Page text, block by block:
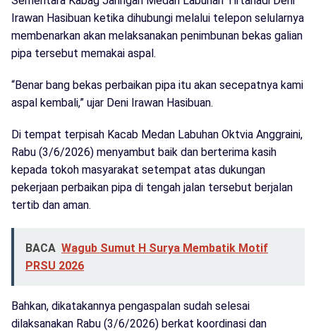
Irawan Hasibuan ketika dihubungi melalui telepon selularnya
membenarkan akan melaksanakan penimbunan bekas galian
pipa tersebut memakai aspal.
“Benar bang bekas perbaikan pipa itu akan secepatnya kami
aspal kembali,” ujar Deni Irawan Hasibuan.
Di tempat terpisah Kacab Medan Labuhan Oktvia Anggraini,
Rabu (3/6/2026) menyambut baik dan berterima kasih
kepada tokoh masyarakat setempat atas dukungan
pekerjaan perbaikan pipa di tengah jalan tersebut berjalan
tertib dan aman.
BACA ‎Wagub Sumut H Surya Membatik Motif
PRSU 2026
Bahkan, dikatakannya pengaspalan sudah selesai
dilaksanakan Rabu (3/6/2026) berkat koordinasi dan